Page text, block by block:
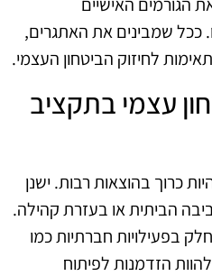
הגורמים האישיים
ככל שמבינים את האתגרים,
לחיזוק הביטחון העצמי.
עצמי בתקציב
כרוך בהוצאות רבות. ישנן
הביתית או בעזרת קהילה.
בפעילויות חברתיות כמו
הזדמנות לפיתוח